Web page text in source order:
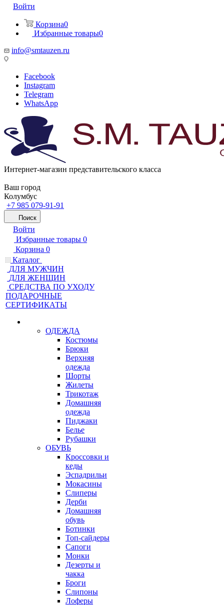
Войти
Корзина0
Избранные товары0
info@smtauzen.ru
Facebook
Instagram
Telegram
WhatsApp
Интернет-магазин представительского класса
Ваш город
Колумбус
+7 985 079-91-91
Поиск
Войти
Избранные товары 0
Корзина 0
Каталог
ДЛЯ МУЖЧИН
ДЛЯ ЖЕНЩИН
CРЕДСТВА ПО УХОДУ
ПОДАРОЧНЫЕ
СЕРТИФИКАТЫ
ОДЕЖДА
Костюмы
Брюки
Верхняя
одежда
Шорты
Жилеты
Трикотаж
Домашняя
одежда
Пиджаки
Белье
Рубашки
ОБУВЬ
Кроссовки и
кеды
Эспадрильи
Мокасины
Слиперы
Дерби
Домашняя
обувь
Ботинки
Топ-сайдеры
Сапоги
Монки
Дезерты и
чакка
Броги
Слипоны
Лоферы